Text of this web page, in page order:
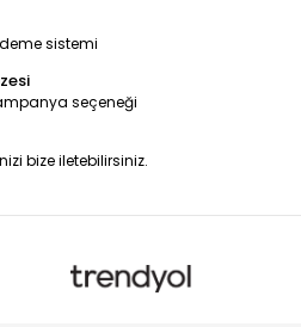
sistemi
seçeneği
bize iletebilirsiniz.